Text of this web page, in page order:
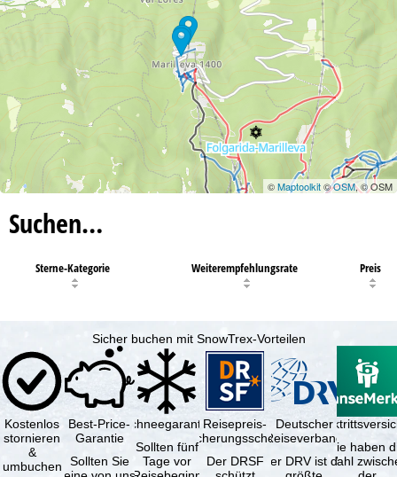
©Maptoolkit©OSM, © OSM
Suchen…
Sterne-Kategorie Weiterempfehlungsrate Preis
Sicher buchen mit SnowTrex-Vorteilen
Kostenlos
stornieren
&
umbuchen
Best-Price-
Garantie
Sollten Sie
Schneegarantie
Sollten fünf
Tage vor
Reisepreis-
Sicherungsschein
Der DRSF
Deutscher
Reiseverband
Der DRV ist die
Sie haben
Wahl